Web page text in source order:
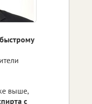
выше,
с